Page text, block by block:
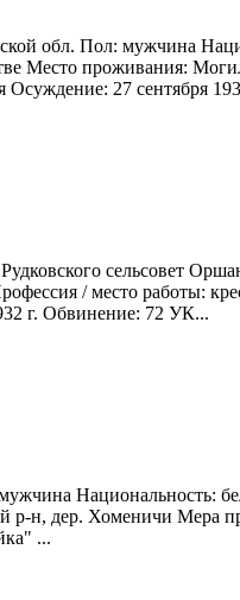
обл. Пол: мужчина
Место проживания:
Осуждение: 27 сентября
сельсовет
/ место работы:
г. Обвинение: 72 УК...
Национальность:
н, дер. Хоменичи Мера
...